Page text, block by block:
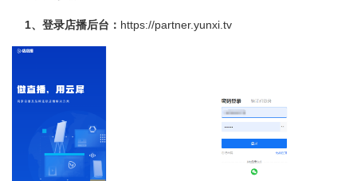
1、登录店播后台： https://partner.yunxi.tv